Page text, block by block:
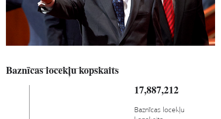
Baznīcas locekļu kopskaits
17,887,212
Baznīcas locekļu